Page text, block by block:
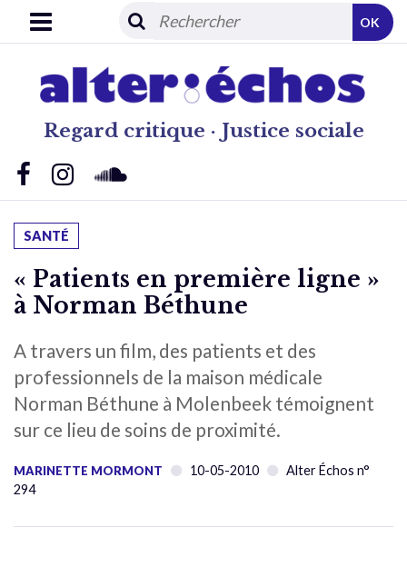
Regard critique · Justice sociale
OK
SANTÉ
« Patients en première ligne »
à Norman Béthune
A travers un film, des patients et des
professionnels de la maison médicale
Norman Béthune à Molenbeek témoignent
sur ce lieu de soins de proximité.
MARINETTE MORMONT 10-05-2010
Alter Échos n°
294